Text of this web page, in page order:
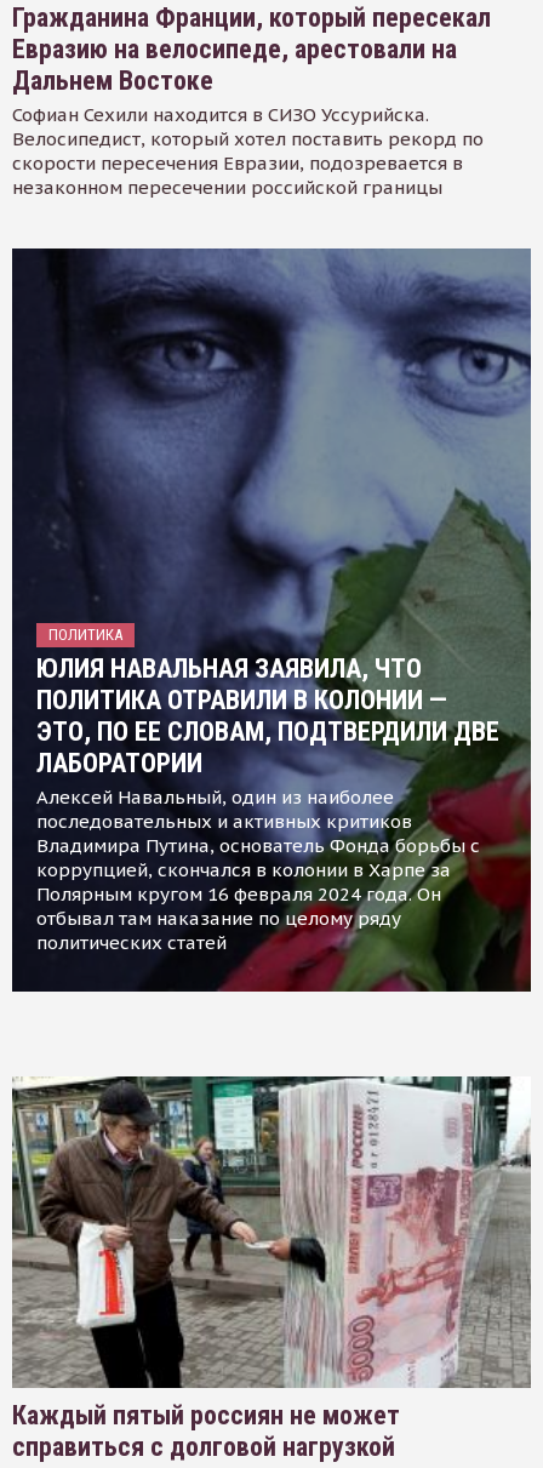
Гражданина Франции, который пересекал
Евразию на велосипеде, арестовали на
Дальнем Востоке
Софиан Сехили находится в СИЗО Уссурийска.
Велосипедист, который хотел поставить рекорд по
скорости пересечения Евразии, подозревается в
незаконном пересечении российской границы
ПОЛИТИКА
ЮЛИЯ НАВАЛЬНАЯ ЗАЯВИЛА, ЧТО
ПОЛИТИКА ОТРАВИЛИ В КОЛОНИИ —
ЭТО, ПО ЕЕ СЛОВАМ, ПОДТВЕРДИЛИ ДВЕ
ЛАБОРАТОРИИ
Алексей Навальный, один из наиболее
последовательных и активных критиков
Владимира Путина, основатель Фонда борьбы с
коррупцией, скончался в колонии в Харпе за
Полярным кругом 16 февраля 2024 года. Он
отбывал там наказание по целому ряду
политических статей
Каждый пятый россиян не может
справиться с долговой нагрузкой